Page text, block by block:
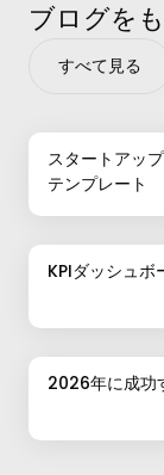
ブログを
すべて見る
スタートアッ
テンプレート
KPIダッシュボ
2026年に成功